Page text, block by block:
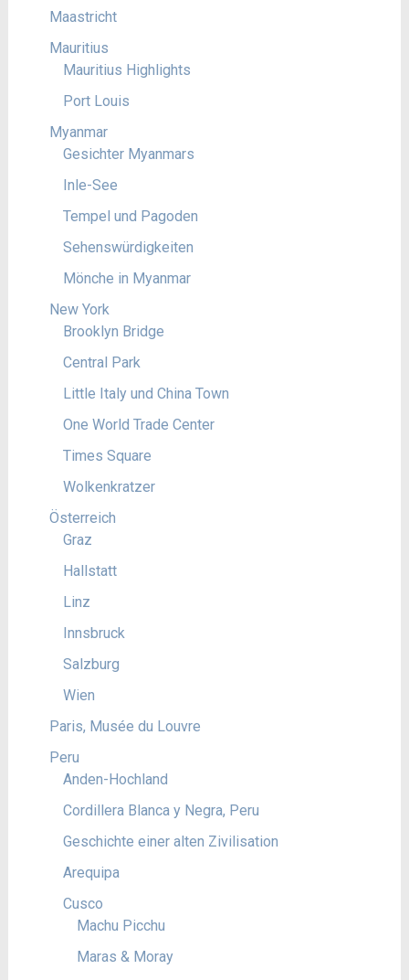
Maastricht
Mauritius
Mauritius Highlights
Port Louis
Myanmar
Gesichter Myanmars
Inle-See
Tempel und Pagoden
Sehenswürdigkeiten
Mönche in Myanmar
New York
Brooklyn Bridge
Central Park
Little Italy und China Town
One World Trade Center
Times Square
Wolkenkratzer
Österreich
Graz
Hallstatt
Linz
Innsbruck
Salzburg
Wien
Paris, Musée du Louvre
Peru
Anden-Hochland
Cordillera Blanca y Negra, Peru
Geschichte einer alten Zivilisation
Arequipa
Cusco
Machu Picchu
Maras & Moray